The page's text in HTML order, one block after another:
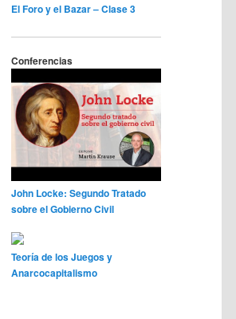
El Foro y el Bazar – Clase 3
Conferencias
John Locke: Segundo Tratado
sobre el Gobierno Civil
Teoría de los Juegos y
Anarcocapitalismo